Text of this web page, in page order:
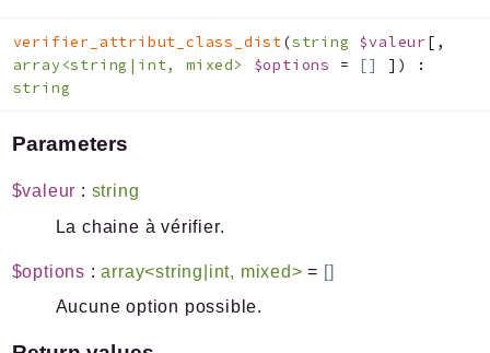
verifier_attribut_class_dist(string $valeur[ ,
array<string|int, mixed> $options = [] ] )
:
string
Parameters
$valeur : string
La chaine à vérifier.
$options :array<string|int, mixed> = []
Aucune option possible.